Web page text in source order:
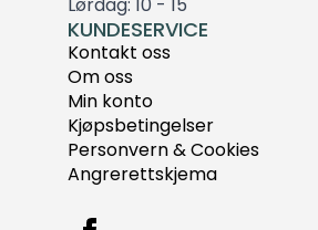
KUNDESERVICE
Kontakt oss
Om oss
Min konto
Kjøpsbetingelser
Personvern & Cookies
Angrerettskjema